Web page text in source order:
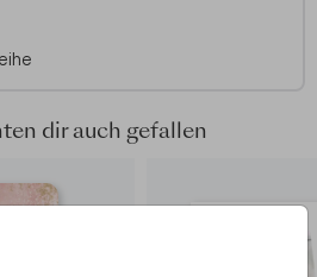
dir auch gefallen